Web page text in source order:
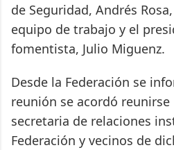
de Seguridad, Andrés
equipo de trabajo y el
fomentista, Julio Miguenz.
Desde la Federación se
reunión se acordó
secretaria de relaciones
Federación y vecinos de